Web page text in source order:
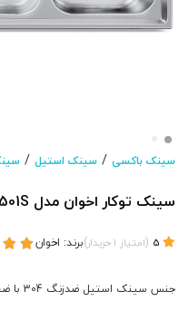
سینک باکسی / سینک استیل /
سینک توکار اخوان مدل 501S
(امتیاز 1خریدار)برند: اخوان
جنس سینک استیل ضدزنگ 304 با ضخامت 0/8 میلیمتر